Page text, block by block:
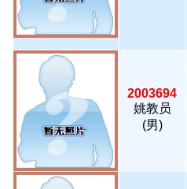
2003694
姚教员
(男)